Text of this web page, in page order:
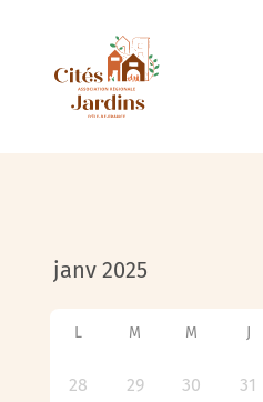
L M M J
28 29 30 31